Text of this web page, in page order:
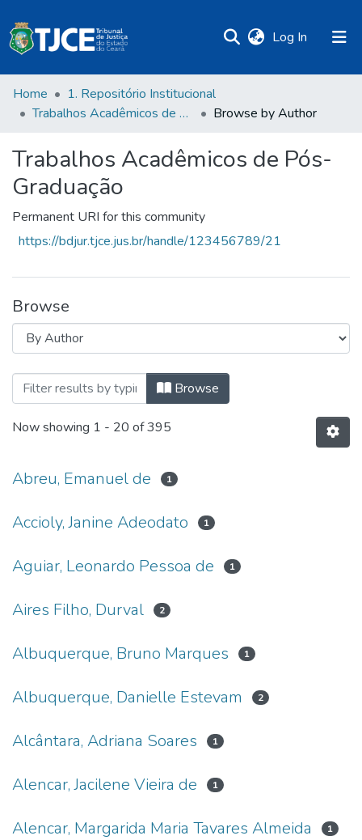
Log In (current)
Home
1. Repositório Institucional
Trabalhos Acadêmicos de Pós-Graduação
Browse by Author
Trabalhos Acadêmicos de Pós-
Graduação
Permanent URI for this community
https://bdjur.tjce.jus.br/handle/123456789/21
Browse
Browsing Trabalhos Acadêmicos de
Browse
Now showing 1 - 20 of 395
Abreu, Emanuel de 1
Accioly, Janine Adeodato 1
Aguiar, Leonardo Pessoa de 1
Aires Filho, Durval 2
Albuquerque, Bruno Marques 1
Albuquerque, Danielle Estevam 2
Alcântara, Adriana Soares 1
Alencar, Jacilene Vieira de 1
Alencar, Margarida Maria Tavares Almeida 1